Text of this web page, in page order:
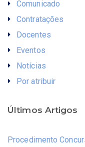
Comunicado
Contratações
Docentes
Eventos
Notícias
Por atribuir
Últimos Artigos
Procedimento